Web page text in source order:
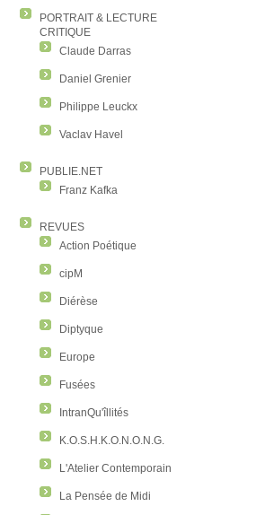
PORTRAIT & LECTURE
CRITIQUE
Claude Darras
Daniel Grenier
Philippe Leuckx
Vaclav Havel
PUBLIE.NET
Franz Kafka
REVUES
Action Poétique
cipM
Diérèse
Diptyque
Europe
Fusées
IntranQu'îllités
K.O.S.H.K.O.N.O.N.G.
L'Atelier Contemporain
La Pensée de Midi